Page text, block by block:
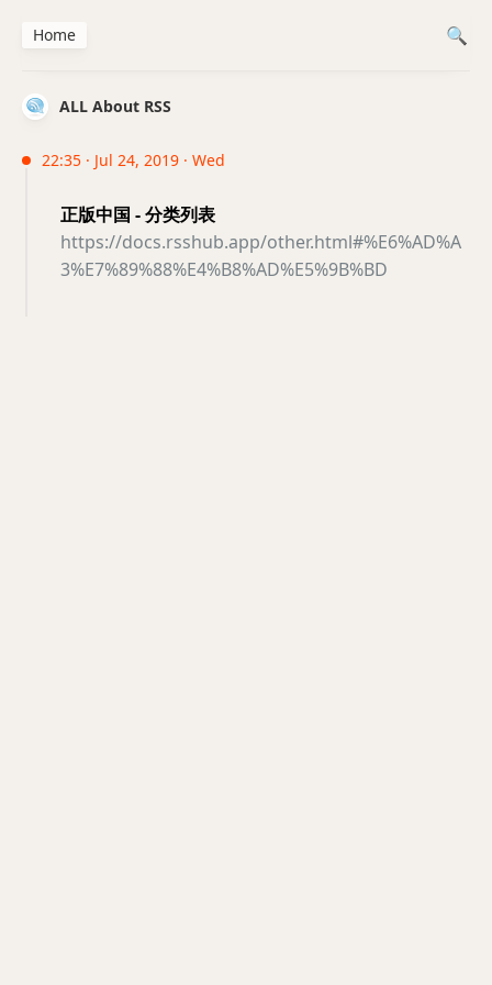
ALL About RSS
22:35 · Jul 24, 2019 · Wed
正版中国 - 分类列表
https://docs.rsshub.app/other.html#%E6%AD%A
3%E7%89%88%E4%B8%AD%E5%9B%BD
Home